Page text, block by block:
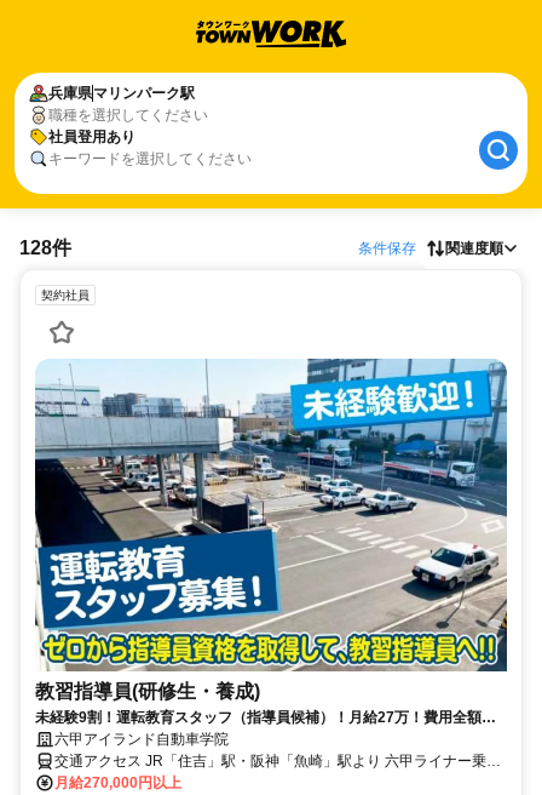
兵庫県マリンパーク駅
職種を選択してください
社員登用あり
キーワードを選択してください
128件 条件保存 関連度順
契約社員
教習指導員(研修生・養成)
未経験9割！運転教育スタッフ（指導員候補）！月給27万！費用全額＋
奨励金15万！長期休暇年4回以上
六甲アイランド自動車学院
交通アクセス JR「住吉」駅・阪神「魚崎」駅より 六甲ライナー乗車
「アイランドセンター」駅から徒歩15分 ※マイカー通勤可
月給270,000円以上